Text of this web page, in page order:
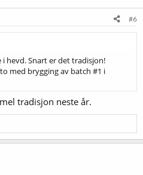
#6
hevd. Snart er det tradisjon!
med brygging av batch #1 i
tradisjon neste år.